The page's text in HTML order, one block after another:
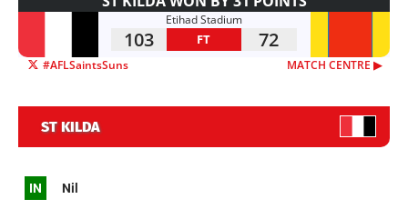
Etihad Stadium
103 FT 72
#AFLSaintsSuns MATCH CENTRE ▶︎
ST KILDA
IN Nil